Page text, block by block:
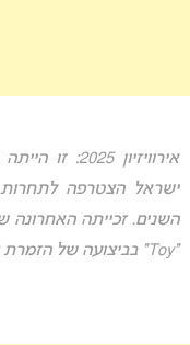
“Toy” בביצועה של הזמרת